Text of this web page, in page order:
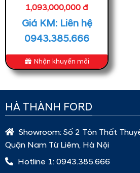
1,093,000,000 đ
Giá KM: Liên hệ
0943.385.666
Nhận khuyến mãi
HÀ THÀNH FORD
Showroom: Số 2 Tôn Thất
Quận Nam Từ Liêm, Hà Nội
Hotline 1: 0943.385.666